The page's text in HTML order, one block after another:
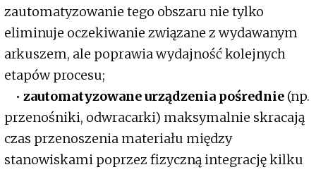
zautomatyzowanie tego obszaru nie tylko
eliminuje oczekiwanie związane z wydawanym
arkuszem, ale poprawia wydajność kolejnych
etapów procesu;
• zautomatyzowane urządzenia pośrednie (np.
przenośniki, odwracarki) maksymalnie skracają
czas przenoszenia materiału między
stanowiskami poprzez fizyczną integrację kilku